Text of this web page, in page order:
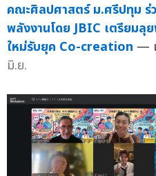
คณะศิลปศาสตร์ ม.ศรีปทุม ร่
พลังงานโดย JBIC เตรียม
ใหม่รับยุค Co-creation —
มิ.ย.